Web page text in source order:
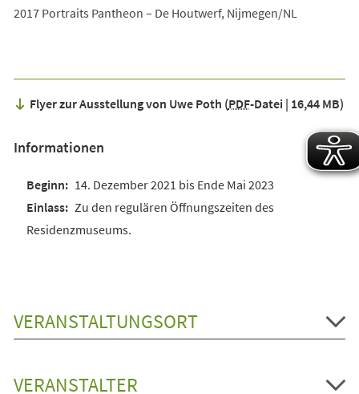
2017 Portraits Pantheon – De Houtwerf, Nijmegen/NL
Flyer zur Ausstellung von Uwe Poth PDF-Datei 16,44 MB
Informationen
14. Dezember 2021 bis Ende Mai 2023
Zu den regulären Öffnungszeiten des
Residenzmuseums.
VERANSTALTUNGSORT
VERANSTALTER